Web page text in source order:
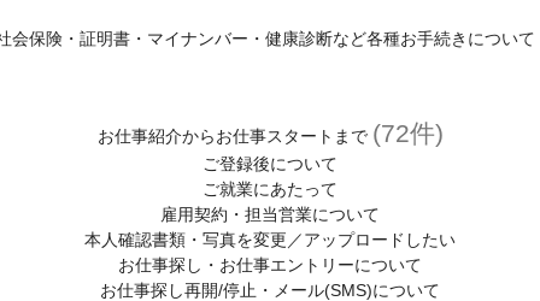
会保険・証明書・マイナンバー・健康診断など各種お手続きについて
お仕事紹介からお仕事スタートまで (72件)
ご登録後について
ご就業にあたって
雇用契約・担当営業について
本人確認書類・写真を変更／アップロードしたい
お仕事探し・お仕事エントリーについて
お仕事探し再開/停止・メール(SMS)について